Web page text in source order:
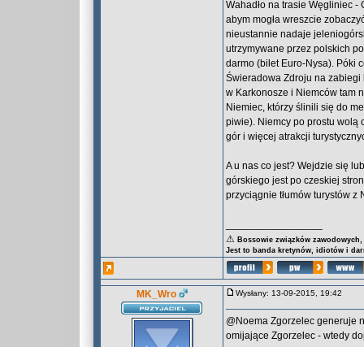
Wahadło na trasie Węgliniec
abym mogła wreszcie
nieustannie nadaje
utrzymywane przez polskich
darmo (bilet Euro-Nysa). Póki
Świeradowa Zdroju na
w Karkonosze i Niemców tam
Niemiec, którzy ślinili się do
piwie). Niemcy po prostu wolą
gór i więcej atrakcji
A u nas co jest? Wejdzie się
górskiego jest po czeskiej
przyciągnie tłumów turystów z
⚠ Bossowie związków
Jest to banda kretynów, idiotów i
MK_Wro Wysłany: 13-09-2015, 19:42
@Noema Zgorzelec generuje
omijające Zgorzelec - wtedy